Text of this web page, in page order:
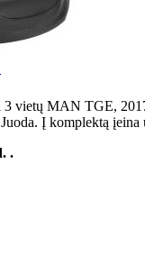
vietų MAN TGE,
Į komplektą
.